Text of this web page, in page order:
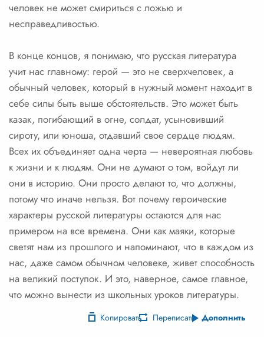
человек не может смириться с ложью и
несправедливостью.
В конце концов, я понимаю, что русская литература
учит нас главному: герой — это не сверхчеловек, а
обычный человек, который в нужный момент находит в
себе силы быть выше обстоятельств. Это может быть
казак, погибающий в огне, солдат, усыновивший
сироту, или юноша, отдавший свое сердце людям.
Всех их объединяет одна черта — невероятная любовь
к жизни и к людям. Они не думают о том, войдут ли
они в историю. Они просто делают то, что должны,
потому что иначе нельзя. Вот почему героические
характеры русской литературы остаются для нас
примером на все времена. Они как маяки, которые
светят нам из прошлого и напоминают, что в каждом из
нас, даже самом обычном человеке, живет способность
на великий поступок. И это, наверное, самое главное,
что можно вынести из школьных уроков литературы.
Копировать Переписать Дополнить